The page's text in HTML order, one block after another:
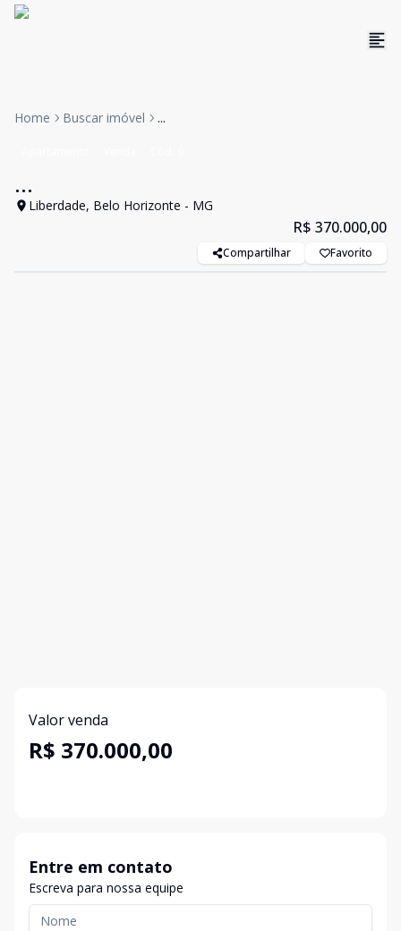
Home Buscar imóvel ...
...
Liberdade, Belo Horizonte - MG
R$ 370.000,00
Compartilhar Favorito
Valor venda
R$ 370.000,00
Entre em contato
Escreva para nossa equipe